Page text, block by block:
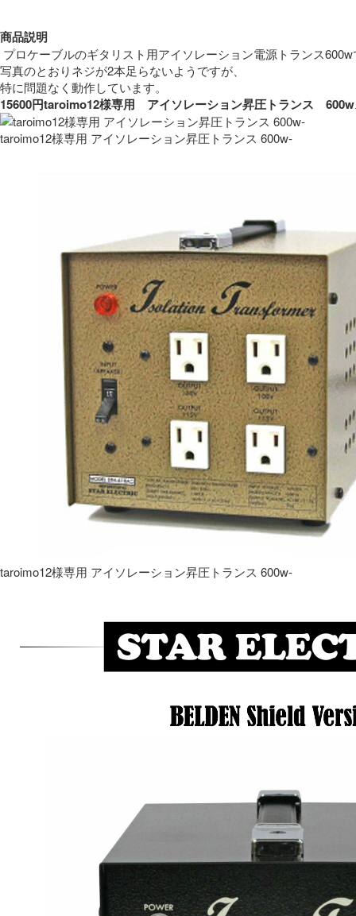
商品説明
プロケーブルのギタリスト用アイソレーション電源トランス
写真のとおりネジが2本足らないようですが、
15600円taroimo12様専用　アイソレーション昇圧トランス　
taroimo12様専用 アイソレーション昇圧トランス 600w-
taroimo12様専用 アイソレーション昇圧トランス 600w-